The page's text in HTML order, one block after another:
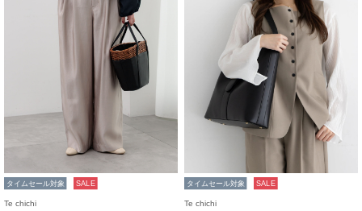
タイムセール対象 SALE
Te chichi
タイムセール対象 SALE
Te chichi